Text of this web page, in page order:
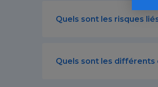
Quels sont les risques
Quels sont les